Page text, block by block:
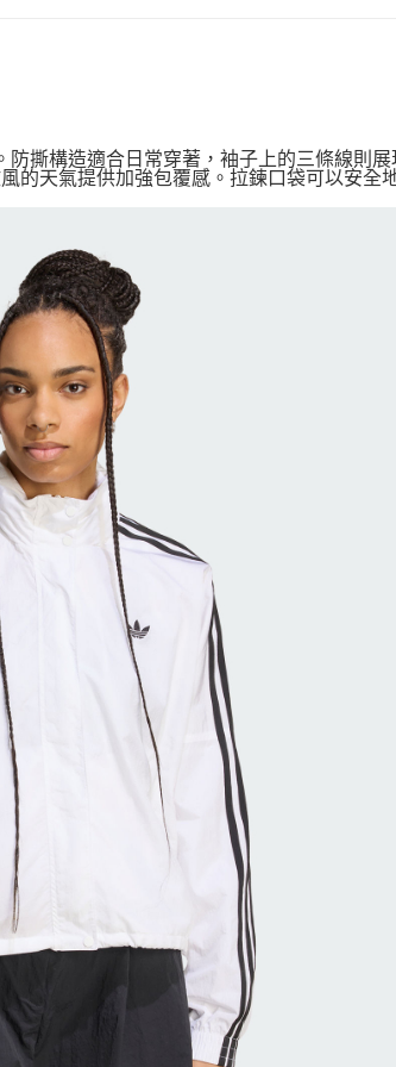
撕構造適合日常穿著，袖子上的三條線則
的天氣提供加強包覆感。拉鍊口袋可以安全